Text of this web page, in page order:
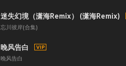
迷失幻境（潇海Remix） (潇海Remix)
忘川彼岸(合集)
晚风告白
晚风告白